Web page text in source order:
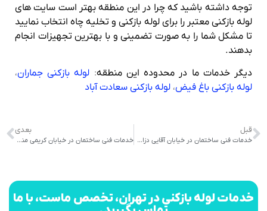
توجه داشته باشید که چرا در این منطقه بهتر است سایت های
لوله بازکنی معتبر را برای لوله بازکنی و تخلیه چاه انتخاب نمایید
تا مشکل شما را به صورت تضمینی و با بهترین تجهیزات انجام
بدهند.
دیگر خدمات ما در محدوده این منطقه:لوله بازکنی جماران،
لوله بازکنی باغ فیض، لوله بازکنی سعادت آباد
قبل
خدمات فنی ساختمان در خیابان آقایی دزاشیب
بعدی
خدمات فنی ساختمان در خیابان کریمی منطقه یک
خدمات لوله بازکنی در تهران، تخصص ماست، با ما